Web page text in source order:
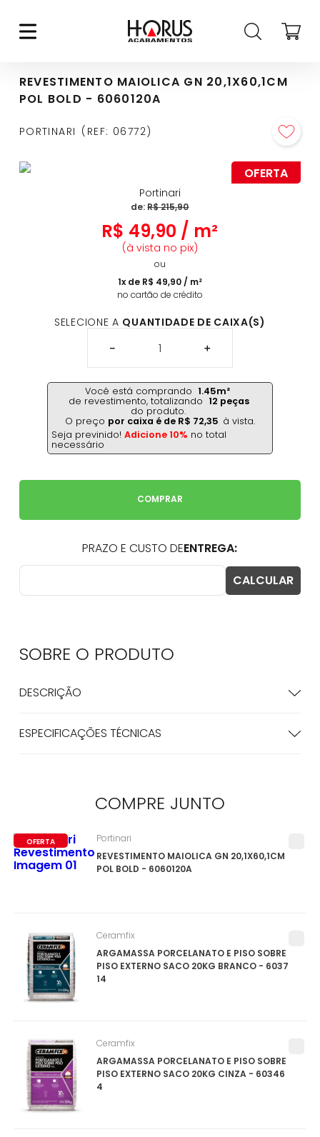
REVESTIMENTO MAIOLICA GN 20,1X60,1CM
POL BOLD - 6060120A
PORTINARI REF: 06772
OFERTA
Portinari
de:R$215,90
R$ 49,90 / m²
(à vista no pix)
ou
1x de R$ 49,90 / m²
no cartão de crédito
SELECIONE A QUANTIDADE DE CAIXA(S)
＋
－
Você está comprando 1.45m²
de revestimento, totalizando 12 peças
do produto.
O preço por caixa é de R$ 72,35 à vista.
Seja previnido!Adicione 10% no total
necessário
COMPRAR
SOBRE O PRODUTO
DESCRIÇÃO
ESPECIFICAÇÕES TÉCNICAS
COMPRE JUNTO
OFERTA
REVESTIMENTO MAIOLICA GN 20,1X60,1CM
POL BOLD - 6060120A
Portinari
ARGAMASSA PORCELANATO E PISO SOBRE
PISO EXTERNO SACO 20KG BRANCO - 6037
14
Ceramfix
ARGAMASSA PORCELANATO E PISO SOBRE
PISO EXTERNO SACO 20KG CINZA - 60346
4
Ceramfix